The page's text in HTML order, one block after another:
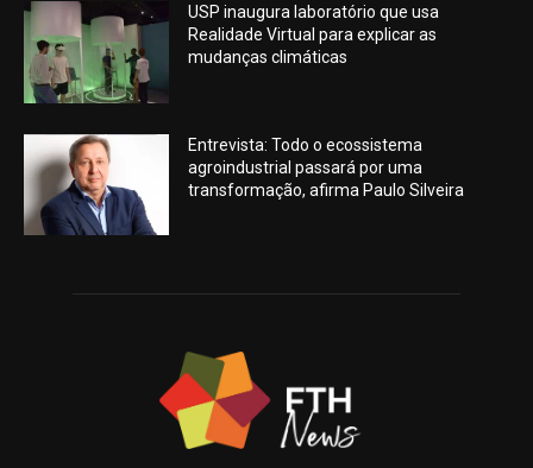
USP inaugura laboratório que usa
Realidade Virtual para explicar as
mudanças climáticas
Entrevista: Todo o ecossistema
agroindustrial passará por uma
transformação, afirma Paulo Silveira